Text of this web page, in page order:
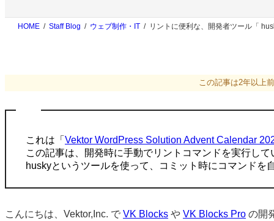
HOME Staff Blog ウェブ制作・IT リントに便利な、開発者ツール「
この記事は2年以上
これは「 Vektor WordPress Solution Advent Calendar
この記事は、開発時に手動でリントコマンドを実行し
huskyというツールを使って、コミット時にコマンドを
こんにちは、Vektor,Inc. で VK Blocks や VK Blocks Pro の開